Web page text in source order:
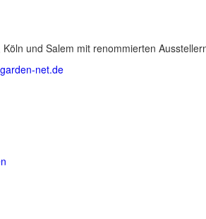
und Salem mit renommierten
net.de